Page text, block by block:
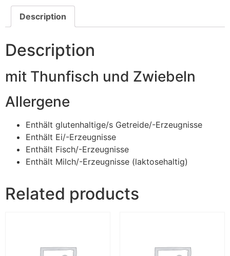
Description
Description
mit Thunfisch und Zwiebeln
Allergene
Enthält glutenhaltige/s Getreide/-Erzeugnisse
Enthält Ei/-Erzeugnisse
Enthält Fisch/-Erzeugnisse
Enthält Milch/-Erzeugnisse (laktosehaltig)
Related products